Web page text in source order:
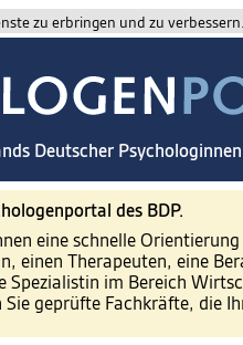
zu erbringen und zu
Deutscher
des BDP.
eine schnelle
einen Therapeuten, eine
Spezialistin im Bereich
Sie geprüfte Fachkräfte, die